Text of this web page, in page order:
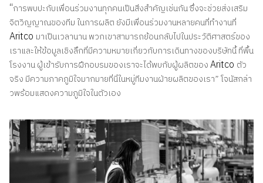
“การพบปะกับเพื่อนร่วมงานทุกคนเป็นสิ่งสำคัญเช่นกัน ซึ่งจะช่วยส่งเสริม
จิตวิญญาณของทีม ในการผลิต ยังมีเพื่อนร่วมงานหลายคนที่ทำงานที่
Aritco มาเป็นเวลานาน พวกเขาสามารถย้อนกลับไปในประวัติศาสตร์ของ
เราและให้ข้อมูลเชิงลึกที่มีความหมายเกี่ยวกับการเดินทางของบริษัทนี้ ที่พื้น
โรงงาน ผู้เข้ารับการฝึกอบรมของเราจะได้พบกับผู้ผลิตของAritco ตัว
จริง มีความภาคภูมิใจมากมายที่นี่ในหมู่ทีมงานฝ่ายผลิตของเรา” โจนัสกล่า
วพร้อมแสดงความภูมิใจในตัวเอง